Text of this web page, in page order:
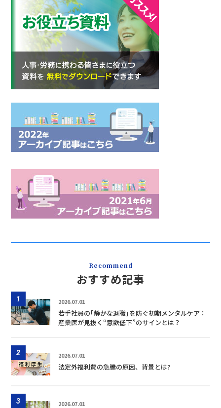
Recommend
おすすめ記事
1 2026.07.01
若手社員の｢静かな退職｣を防ぐ初期メンタルケア：
産業医が見抜く“意欲低下”のサインとは？
2 2026.07.01
法定外福利費の急騰の原因、背景とは?
3 2026.07.01